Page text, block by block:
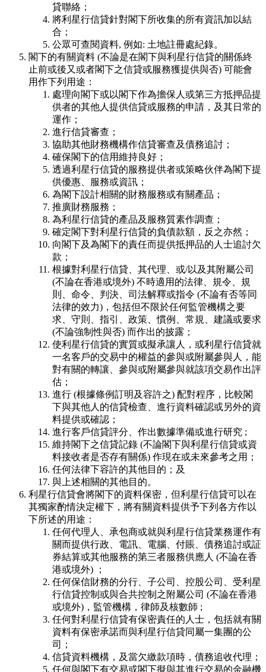
貸聯絡；
將利星行信貸針對閣下所收集的所有資訊加以結
合；
公眾可查閱資料, 例如: 土地註冊處紀錄。
閣下的有關資料 (不論是在閣下與利星行信貸的關係終
止前或後又或者閣下之信貸或服務獲提供與否) 可能會
用作下列用途：
處理向閣下或以閣下作為擔保人或第三方抵押品提
供者的其他人提供信貸或服務的申請，及其日常的
運作；
進行信貸審查；
協助其他財務機構作信貸審查及債務追討；
確保閣下的信用維持良好；
透過利星行信貸的服務提供者或策略伙伴為閣下提
供優惠、服務或資訊；
為閣下設計相關的財務服務或有關產品；
推廣財務服務；
為利星行信貸的產品及服務質素作調查；
確定閣下對利星行信貸的負債款額，反之亦然；
向閣下及為閣下的責任而提供抵押品的人士追討欠
款；
根據對利星行信貸、其代理、或/以及其附屬公司
(不論在香港或境外) 不時適用的法律、規令、規
則、命令、判決、司法解釋或指令 (不論有否等同
法律的效力)，包括但不限於任何監管機構之要
求、守則、指引、政策、慣例、常規、建議或要求
(不論強制性與否) 而作出的披露；
使利星行信貸的實質或擬承讓人，或利星行信貸就
一名客戶的交易中的權益的參與或附屬參與人，能
對有關的轉讓、參與或附屬參與就該項交易作出評
估；
進行 (根據條例訂明及容許之) 配對程序，比較閣
下與其他人的信貸檢查、進行資料確認或另外的資
料提供或確認；
進行客戶信貸評分、作出數據準備或進行研究 ;
維持閣下之信貸記錄 (不論閣下與利星行信貸或資
料接收者是否存有關係) 作現在或未來參考之用；
任何法律下容許的其他目的；及
與上述相關的其他目的。
利星行信貸會將閣下的資料保密，但利星行信貸可以在
其獨家酌情決定權下，將有關資料提供予下列各方作以
下所述的用途：
任何代理人、承包商或就與利星行信貸業務運作有
關而提供行政、電訊、電腦、付賬、債務追討或証
券結算或其他服務的第三者服務供應人 (不論在香
港或境外) ；
任何保信財務的分行、子公司、控股公司、受利星
行信貸控制或與合共控制之附屬公司 (不論在香港
或境外)，監管機構，律師及核數師 ;
任何對利星行信貸有保密責任的人士，包括就有關
資料有保密承諾而與利星行信貸同屬一集團的公
司；
信貸資料機構，及當欠繳款項時，債務追收代理；
任何與閣下有交易或閣下擬與其進行交易的金融機